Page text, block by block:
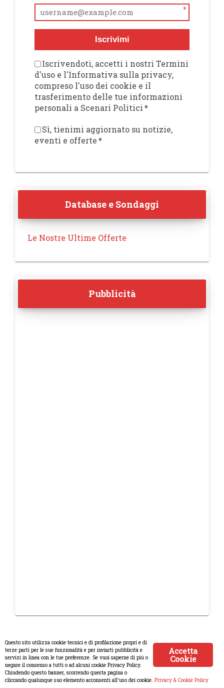
*
Iscrivimi
Iscrivendoti, accetti i nostri Termini
d'uso e l'Informativa sulla privacy,
compreso l'uso dei cookie e il
trasferimento delle tue informazioni
personali a Scenari Politici*
Sì, tienimi aggiornato su notizie,
eventi e offerte*
Database e Sondaggi
Le Nostre Ultime Offerte
Pubblicità
© Copyright 2008-2017 Scenaripolitici.com - Tutti i diritti riservati.
Creato daAtlanticmoon.com
Accetta
Cookie
Questo sito utilizza cookie tecnici e di profilazione propri e di
terze parti per le sue funzionalità e per inviarti pubblicità e
servizi in linea con le tue preferenze. Se vuoi saperne di più o
negare il consenso a tutti o ad alcuni cookie Privacy Policy.
Chiudendo questo banner, scorrendo questa pagina o
cliccando qualunque suo elemento acconsenti all’uso dei cookie. Privacy & Cookie Policy